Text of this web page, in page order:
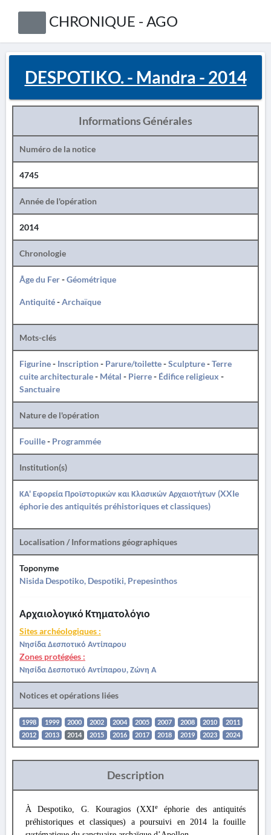
CHRONIQUE - AGO
DESPOTIKO. - Mandra - 2014
Informations Générales
Numéro de la notice
4745
Année de l'opération
2014
Chronologie
Âge du Fer-Géométrique
Antiquité-Archaïque
Mots-clés
Figurine- Inscription- Parure/toilette-Sculpture-Terre
cuite architecturale- Métal - Pierre- Édifice religieux -
Sanctuaire
Nature de l'opération
Fouille- Programmée
Institution(s)
ΚΑ' Εφορεία Προϊστορικών και Κλασικών Αρχαιοτήτων (XXIe
éphorie des antiquités préhistoriques et classiques)
Localisation / Informations géographiques
Toponyme
Nisida Despotiko, Despotiki, Prepesinthos
Αρχαιολογικό Κτηματολόγιο
Sites archéologiques :
Νησίδα Δεσποτικό Αντίπαρου
Zones protégées :
Νησίδα Δεσποτικό Αντίπαρου, Ζώνη Α
Notices et opérations liées
1998 1999 2000 2002 2004 2005 2007 2008 2010
2011
2012
2013 2014 2015 2016 2017 2018 2019 2023 2024
Description
À Despotiko, G. Kouragios (XXIe
éphorie des antiquités
préhistoriques et classiques) a poursuivi en 2014 la fouille